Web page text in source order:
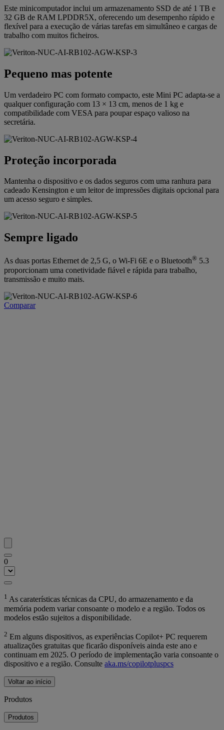
Este minicomputador inclui um armazenamento SSD de até 1 TB e
32 GB de RAM LPDDR5X, oferecendo um desempenho rápido e
flexível para a execução de várias tarefas em simultâneo e cargas de
trabalho com muitos ficheiros.
Pequeno mas potente
Um verdadeiro PC com formato compacto, este Mini PC adapta-se a
qualquer configuração com 13 × 13 cm, menos de 1 kg e
compatibilidade com VESA para poupar espaço valioso na
secretária.
Proteção incorporada
Mantenha o dispositivo e os dados seguros com uma ranhura para
cadeado Kensington e um leitor de impressões digitais opcional para
um acesso seguro e simples.
Sempre ligado
As duas portas Ethernet de 2,5 G, o Wi-Fi 6E e o Bluetooth® 5.3
proporcionam uma conetividade fiável e rápida para trabalho,
transmissão e muito mais.
Comparar
0
1 As caraterísticas técnicas da CPU, do armazenamento e da
memória podem variar consoante o modelo e a região. Todos os
modelos estão sujeitos a disponibilidade.
2 Em alguns dispositivos, as experiências Copilot+ PC requerem
atualizações gratuitas que ficarão disponíveis ainda este ano e
continuam em 2025. O período de implementação varia consoante o
dispositivo e a região. Consulte aka.ms/copilotpluspcs
Voltar ao início
Produtos
Produtos